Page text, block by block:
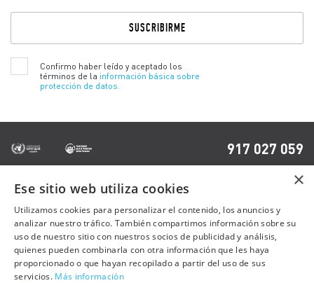
campo
vacío.
Confirmo haber leído y aceptado los
términos de la información básica sobre
protección de datos.
917 027 059
OTRAS PÁGINAS
Contacto
Preguntas frecuentes
×
Ese sitio web utiliza cookies
Utilizamos cookies para personalizar el contenido, los anuncios y
analizar nuestro tráfico. También compartimos información sobre su
uso de nuestro sitio con nuestros socios de publicidad y análisis,
quienes pueden combinarla con otra información que les haya
proporcionado o que hayan recopilado a partir del uso de sus
servicios. Más información